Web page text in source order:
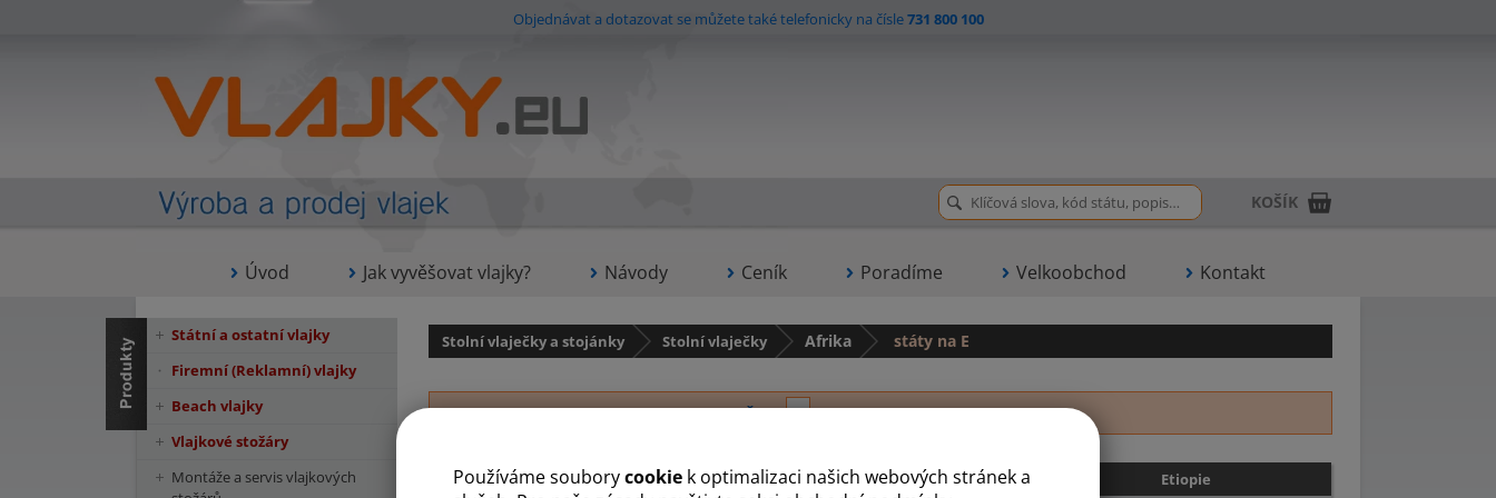
Používáme souborycookie k optimalizaci našich webových stránek a
Objednávat a dotazovat se můžete také telefonicky na čísle731 800 100
Úvod Jak vyvěšovat vlajky? Návody Ceník Poradíme Velkoobchod Kontakt
KOŠÍK
Stolní vlaječky a stojánky Stolní vlaječky Afrika státy na E
A B Č D E G J K L M N R S T U Z
Egypt Eritrea Etiopie
Státní a ostatní vlajky
Firemní (Reklamní) vlajky
Beach vlajky
Vlajkové stožáry
Montáže a servis vlajkových